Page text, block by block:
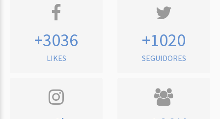
+3036
LIKES
+1020
SEGUIDORES